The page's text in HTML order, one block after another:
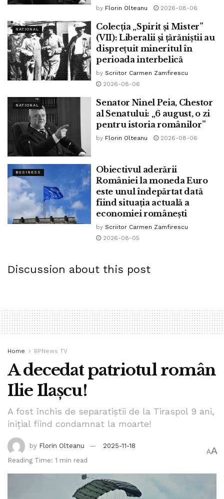
by Florin Olteanu 2026-08-06
NATIONAL
Colecția „Spirit și Mister”
(VII): Liberalii și țărăniștii au
disprețuit mineritul în
perioada interbelică
by Scriitor Carmen Zamfirescu
2026-08-06
NATIONAL
Senator Ninel Peia, Chestor
al Senatului: „6 august, o zi
pentru istoria românilor”
by Florin Olteanu 2026-08-06
BUSINESS
Obiectivul aderării
României la moneda Euro
este unul îndepărtat dată
fiind situația actuală a
economiei românești
by Scriitor Carmen Zamfirescu
2026-08-05
Discussion about this post
Home BPNews TV
A decedat patriotul român
Ilie Ilașcu!
A fost închis de separatiștii de la Tiraspol 9 ani,
inițial fiind condamnat la moarte!
by Florin Olteanu
2025-11-18
Reading Time: 1 min read
AA